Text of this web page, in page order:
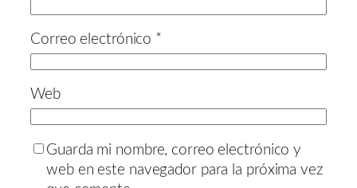
Correo electrónico *
Web
Guarda mi nombre, correo electrónico y
web en este navegador para la próxima vez